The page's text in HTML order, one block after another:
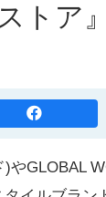
トア
GLOBAL